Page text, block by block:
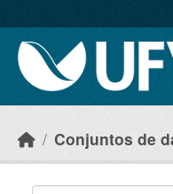
Conjuntos de